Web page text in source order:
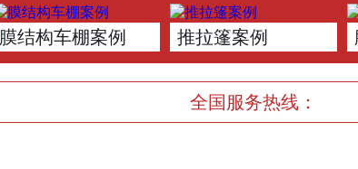
膜结构车棚案例 推拉篷案例
全国服务热线：